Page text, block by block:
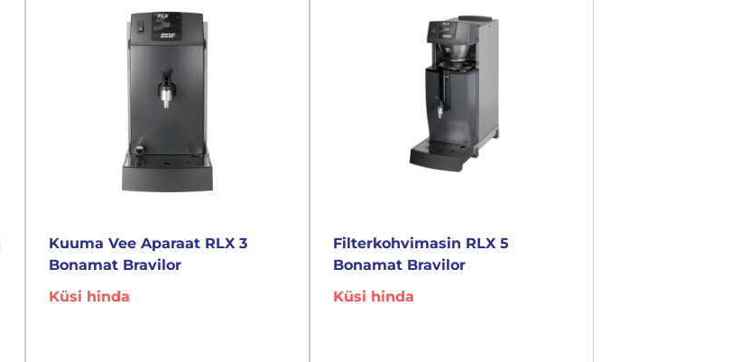
Kuuma Vee Aparaat RLX 3
Bonamat Bravilor
Küsi hinda
Filterkohvimasin RLX 5
Bonamat Bravilor
Küsi hinda